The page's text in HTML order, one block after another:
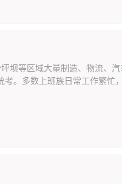
坝等区域大量制造、物流、
。多数上班族日常工作繁忙